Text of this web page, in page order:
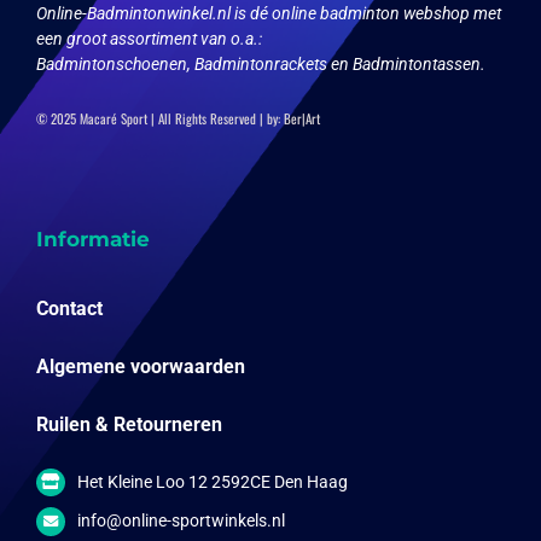
Online-Badmintonwinkel.nl is dé online badminton webshop met
een groot assortiment van o.a.:
Badmintonschoenen, Badmintonrackets en Badmintontassen.
© 2025 Macaré Sport | All Rights Reserved | by:Ber|Art
Informatie
Contact
Algemene voorwaarden
Ruilen & Retourneren
Het Kleine Loo 12 2592CE Den Haag
info@online-sportwinkels.nl